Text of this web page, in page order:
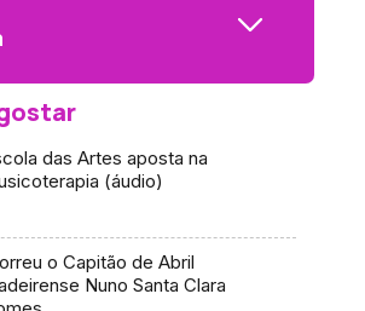
das Artes aposta na
(áudio)
o Capitão de Abril
Nuno Santa Clara